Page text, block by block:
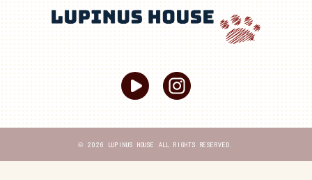
© 2026 LUPINUS HOUSE ALL RIGHTS RESERVED.